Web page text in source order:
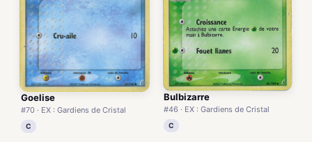
Goelise
#70 · EX : Gardiens de Cristal
C
Bulbizarre
#46 · EX : Gardiens de Cristal
C